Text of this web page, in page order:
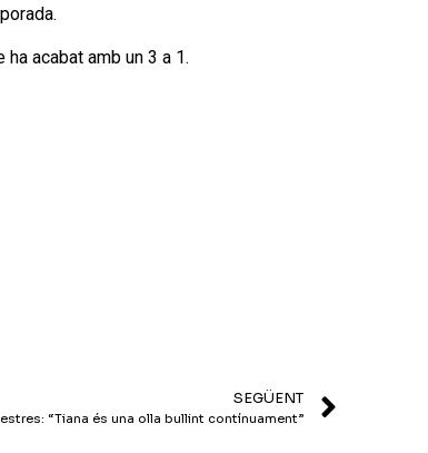
acabat amb un 3 a 1.
SEGÜENT
“Tiana és una olla bullint contínuament”